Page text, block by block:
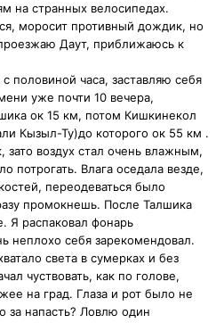
на странных велосипедах.
моросит противный дождик, но
Даут, приближаюсь к
половиной часа, заставляю себя
уже почти 10 вечера,
ок 15 км, потом Кишкинекол
Кызыл-Ту)до которого ок 55 км .
воздух стал очень влажным,
потрогать. Влага оседала везде,
переодеваться было
промокнешь. После Талшика
Я распаковал фонарь
неплохо себя зарекомендовал.
света в сумерках и без
чуствовать, как по голове,
на град. Глаза и рот было не
за напасть? Ловлю один